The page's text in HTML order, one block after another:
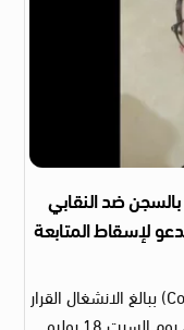
بالسجن ضد النقابي
لإسقاط المتابعة
ترصد لجنة العدالة (Committee for Justice) ببالغ الانشغال القرار